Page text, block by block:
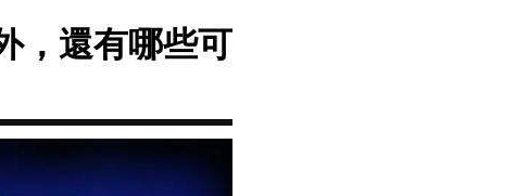
，還有哪些可